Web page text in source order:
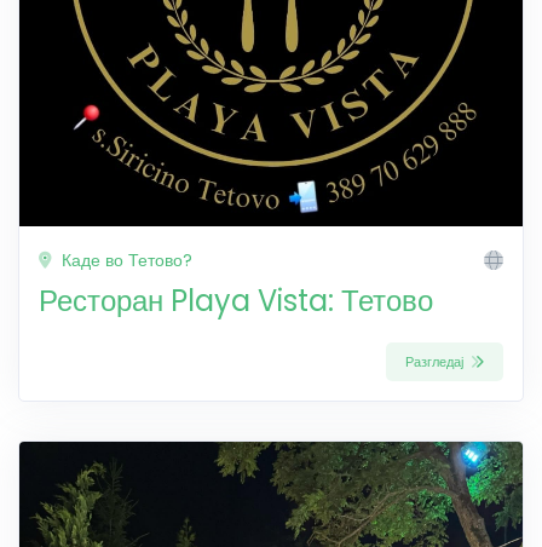
Каде во Тетово?
Ресторан Playa Vista: Тетово
Разгледај